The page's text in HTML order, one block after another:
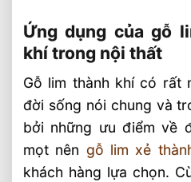
Ứng dụng của gỗ
khí trong nội thất
Gỗ lim thành khí có rất
đời sống nói chung và
bởi những ưu điểm về
mọt nên gỗ lim xẻ
khách hàng lựa chọn.